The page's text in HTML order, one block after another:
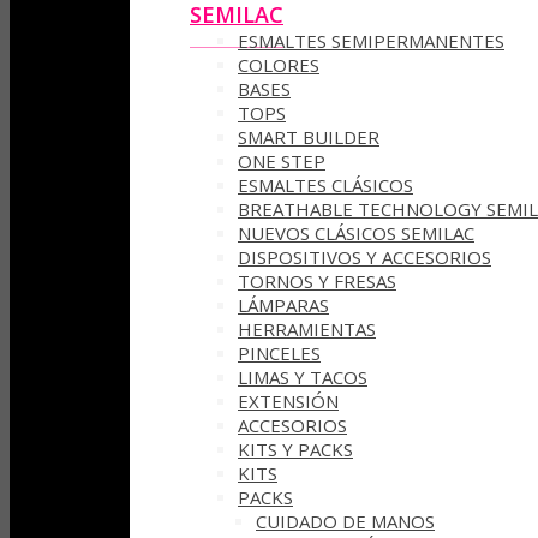
SEMILAC
ESMALTES SEMIPERMANENTES
COLORES
BASES
TOPS
SMART BUILDER
ONE STEP
ESMALTES CLÁSICOS
BREATHABLE TECHNOLOGY
NUEVOS CLÁSICOS SEMILAC
DISPOSITIVOS Y ACCESORIOS
TORNOS Y FRESAS
LÁMPARAS
HERRAMIENTAS
PINCELES
LIMAS Y TACOS
EXTENSIÓN
ACCESORIOS
KITS Y PACKS
KITS
PACKS
CUIDADO DE MANOS